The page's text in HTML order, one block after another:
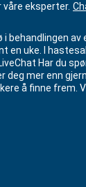
våre eksperter.
i behandlingen av
en uke. I
Har du
deg mer enn
å finne frem.